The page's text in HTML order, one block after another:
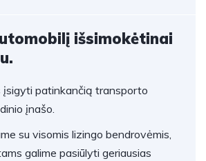
išsimokėtinai
įsigyti patinkančią transporto
įnašo.
su visomis lizingo bendrovėmis,
galime pasiūlyti geriausias